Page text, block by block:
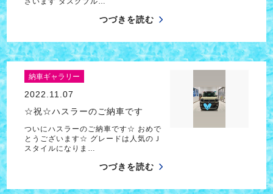
つづきを読む
納車ギャラリー
2022.11.07
☆祝☆ハスラーのご納車です
ついにハスラーのご納車です☆ おめで
とうございます☆ グレードは人気のＪ
スタイルになりま…
つづきを読む